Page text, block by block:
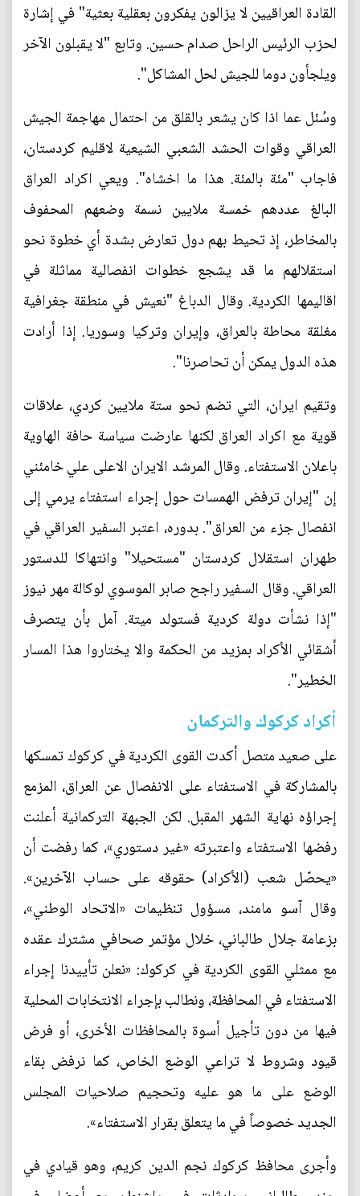
القادة العراقيين لا يزالون يفكرون بعقلية بعثية" في إشارة
لحزب الرئيس الراحل صدام حسين. وتابع "لا يقبلون الآخر
ويلجأون دوما للجيش لحل المشاكل".
وسُئل عما اذا كان يشعر بالقلق من احتمال مهاجمة الجيش
العراقي وقوات الحشد الشعبي الشيعية لاقليم كردستان،
فاجاب "مئة بالمئة. هذا ما اخشاه". ويعي اكراد العراق
البالغ عددهم خمسة ملايين نسمة وضعهم المحفوف
بالمخاطر، إذ تحيط بهم دول تعارض بشدة أي خطوة نحو
استقلالهم ما قد يشجع خطوات انفصالية مماثلة في
اقاليمها الكردية. وقال الدباغ "نعيش في منطقة جغرافية
مغلقة محاطة بالعراق، وإيران وتركيا وسوريا. إذا أرادت
هذه الدول يمكن أن تحاصرنا".
وتقيم ايران، التي تضم نحو ستة ملايين كردي، علاقات
قوية مع اكراد العراق لكنها عارضت سياسة حافة الهاوية
باعلان الاستفتاء. وقال المرشد الايران الاعلى علي خامئني
إن "إيران ترفض الهمسات حول إجراء استفتاء يرمي إلى
انفصال جزء من العراق". بدوره، اعتبر السفير العراقي في
طهران استقلال كردستان "مستحيلا" وانتهاكا للدستور
العراقي. وقال السفير راجح صابر الموسوي لوكالة مهر نيوز
"إذا نشأت دولة كردية فستولد ميتة. آمل بأن يتصرف
أشقائي الأكراد بمزيد من الحكمة والا يختاروا هذا المسار
الخطير".
أكراد كركوك والتركمان
على صعيد متصل أكدت القوى الكردية في كركوك تمسكها
بالمشاركة في الاستفتاء على الانفصال عن العراق، المزمع
إجراؤه نهاية الشهر المقبل. لكن الجبهة التركمانية أعلنت
رفضها الاستفتاء واعتبرته «غير دستوري»، كما رفضت أن
«يحصّل شعب (الأكراد) حقوقه على حساب الآخرين».
وقال آسو مامند، مسؤول تنظيمات «الاتحاد الوطني»،
بزعامة جلال طالباني، خلال مؤتمر صحافي مشترك عقده
مع ممثلي القوى الكردية في كركوك: «نعلن تأييدنا إجراء
الاستفتاء في المحافظة، ونطالب بإجراء الانتخابات المحلية
فيها من دون تأجيل أسوة بالمحافظات الأخرى، أو فرض
قيود وشروط لا تراعي الوضع الخاص، كما نرفض بقاء
الوضع على ما هو عليه وتحجيم صلاحيات المجلس
الجديد خصوصاً في ما يتعلق بقرار الاستفتاء».
وأجرى محافظ كركوك نجم الدين كريم، وهو قيادي في